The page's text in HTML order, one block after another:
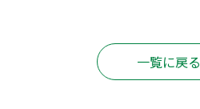
一覧に戻る